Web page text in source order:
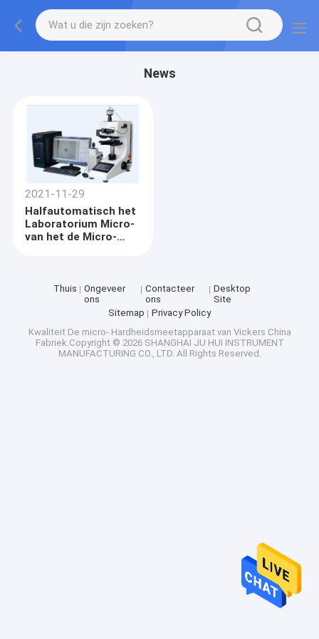
News
2021-11-29
Halfautomatisch het
Laboratorium Micro-
van het de Micro-
Thuis
Ongeveer
ons
Contacteer
ons
Desktop
Site
Sitemap
Privacy Policy
Kwaliteit De micro- Hardheidsmeetapparaat van Vickers China
Fabriek.Copyright © 2026 SHANGHAI JU HUI INSTRUMENT
MANUFACTURING CO., LTD. All Rights Reserved.